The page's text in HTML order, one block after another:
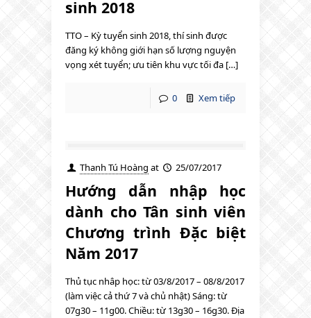
sinh 2018
TTO – Kỳ tuyển sinh 2018, thí sinh được
đăng ký không giới hạn số lượng nguyện
vọng xét tuyển; ưu tiên khu vực tối đa […]
0 Xem tiếp
Thanh Tú Hoàng at 25/07/2017
Hướng dẫn nhập học
dành cho Tân sinh viên
Chương trình Đặc biệt
Năm 2017
Thủ tục nhâp học: từ 03/8/2017 – 08/8/2017
(làm việc cả thứ 7 và chủ nhật) Sáng: từ
07g30 – 11g00. Chiều: từ 13g30 – 16g30. Địa